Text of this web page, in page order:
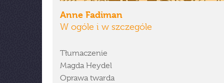
Anne Fadiman
W ogóle i w szczególe
Tłumaczenie
Magda Heydel
Oprawa twarda